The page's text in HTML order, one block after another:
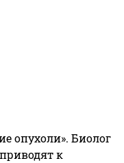
опухоли». Биолог
к